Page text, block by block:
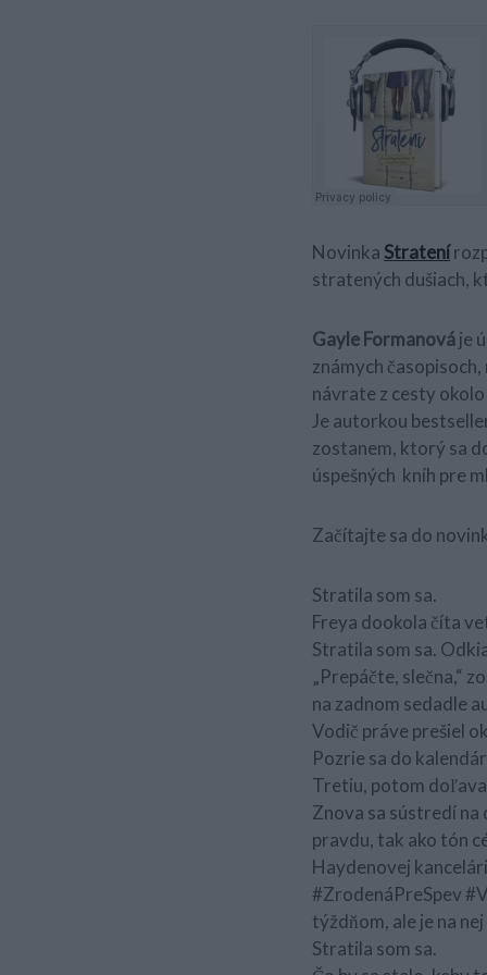
Novinka Stratení
stratených dušiach,
Gayle Formanováje
známych
návrate z cesty
Je autorkou
zostanem, ktorý sa
úspešných kníh pre
Začítajte sa do
Stratila som sa.
Freya dookola číta
Stratila som sa.
„Prepáčte, slečna,“
na zadnom sedadle
Vodič práve prešiel
Pozrie sa do
Tretiu, potom doľava
Znova sa sústredí
pravdu, tak ako tón
Haydenovej
#ZrodenáPreSpev
týždňom, ale je na
Stratila som sa.